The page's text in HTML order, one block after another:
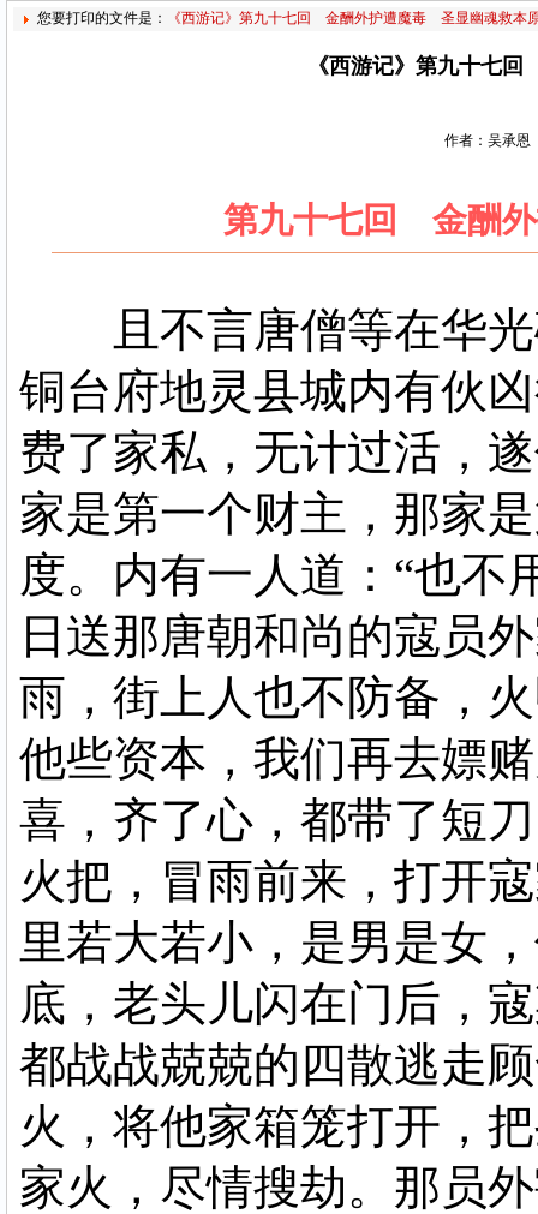
您要打印的文件是： 《西游记》第九十七回 金酬外护遭魔毒 圣显幽魂救本
《西游记》第九十七
作者：吴承
第九十七回 金酬
且不言唐僧等在华光
铜台府地灵县城内有伙
费了家私，无计过活，
家是第一个财主，那家
度。内有一人道：“也不
日送那唐朝和尚的寇员
雨，街上人也不防备，
他些资本，我们再去嫖
喜，齐了心，都带了短
火把，冒雨前来，打开
里若大若小，是男是女
底，老头儿闪在门后，
都战战兢兢的四散逃走
火，将他家箱笼打开，
家火，尽情搜劫。那员